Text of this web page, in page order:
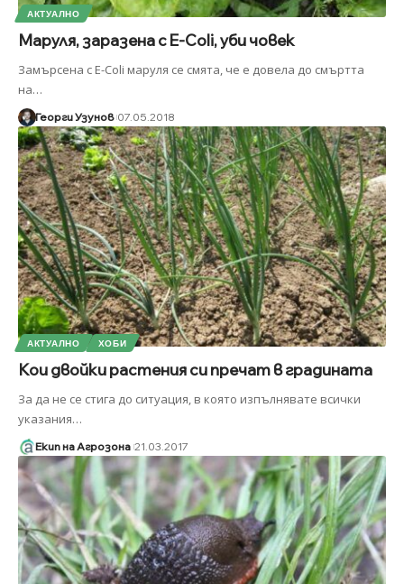
АКТУАЛНО
Маруля, заразена с E-Coli, уби човек
Замърсена с E-Coli маруля се смята, че е довела до смъртта
на…
Георги Узунов 07.05.2018
АКТУАЛНО ХОБИ
Кои двойки растения си пречат в градината
За да не се стига до ситуация, в която изпълнявате всички
указания…
Екип на Агрозона 21.03.2017